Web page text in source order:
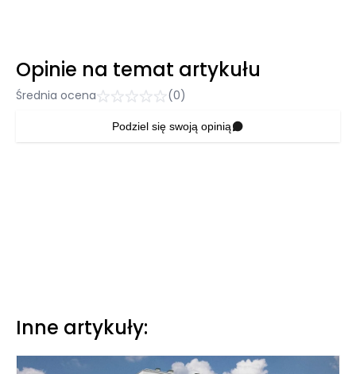
Opinie na temat artykułu
Średnia ocena (0)
Podziel się swoją opinią
Inne artykuły: